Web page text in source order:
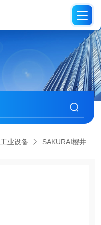
工业设备 SAKURAI樱井